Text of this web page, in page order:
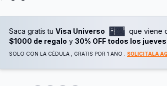
Saca gratis tu Visa Universo
que viene
$1000 de regalo y 30% OFF todos los
SOLO CON LA CÉDULA , GRATIS POR 1 AÑO . SOLICITALA